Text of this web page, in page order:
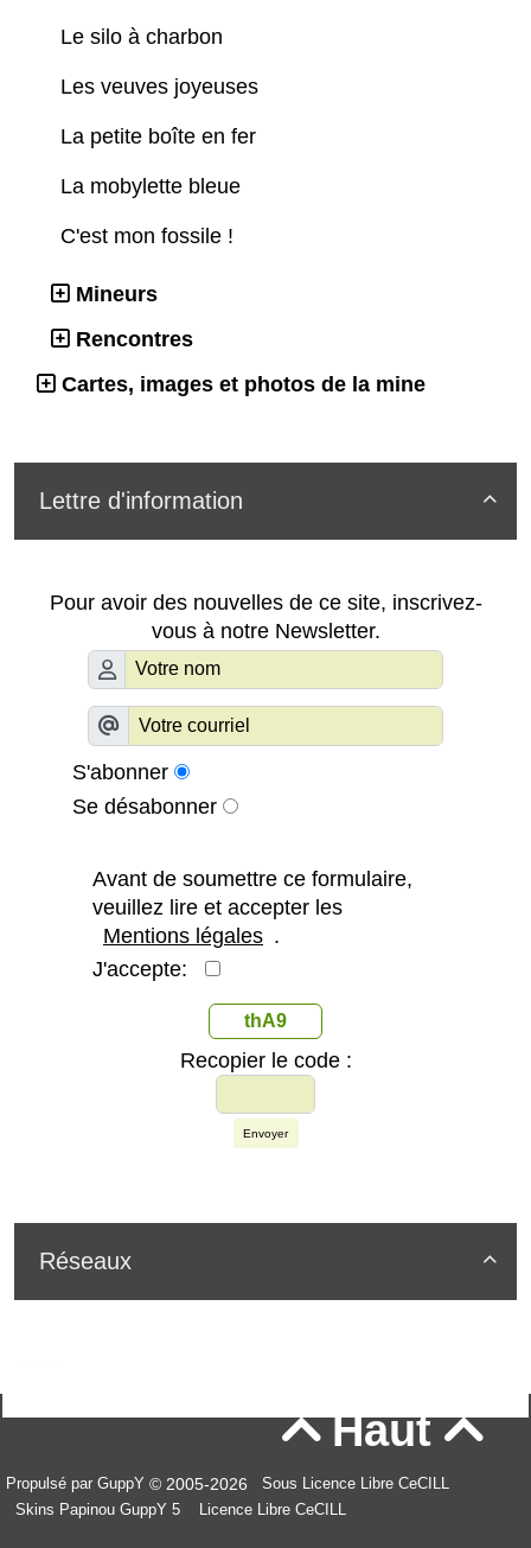
Le silo à charbon
Les veuves joyeuses
La petite boîte en fer
La mobylette bleue
C'est mon fossile !
Mineurs
Rencontres
Cartes, images et photos de la mine

Lettre d'information
Pour avoir des nouvelles de ce site, inscrivez-
vous à notre Newsletter.
S'abonner
Se désabonner
Avant de soumettre ce formulaire,
veuillez lire et accepter les
Mentions légales .
J'accepte:
thA9
Recopier le code :
Envoyer

Réseaux
Haut
Propulsé par GuppY © 2005-2026
Sous Licence Libre CeCILL
Skins Papinou GuppY 5
Licence Libre CeCILL